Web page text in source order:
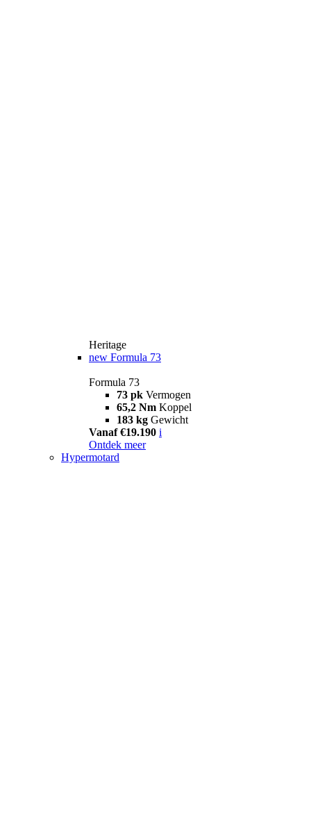
Heritage
new Formula 73
Formula 73
73 pk Vermogen
65,2 Nm Koppel
183 kg Gewicht
Vanaf €19.190 i
Ontdek meer
Hypermotard